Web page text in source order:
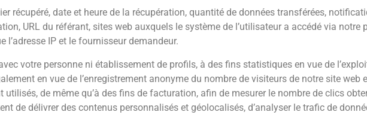
récupéré, date et heure de la récupération, quantité de données transférées,
URL du référant, sites web auxquels le système de l’utilisateur a accédé via notre
l’adresse IP et le fournisseur demandeur.
votre personne ni établissement de profils, à des fins statistiques en vue de
en vue de l’enregistrement anonyme du nombre de visiteurs de notre site web
de même qu’à des fins de facturation, afin de mesurer le nombre de clics
de délivrer des contenus personnalisés et géolocalisés, d’analyser le trafic de